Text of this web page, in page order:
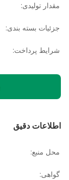
مقدار تولیدی:
جزئیات بسته بندی:
شرایط پرداخت:
اطلاعات دقیق
محل منبع:
گواهی: